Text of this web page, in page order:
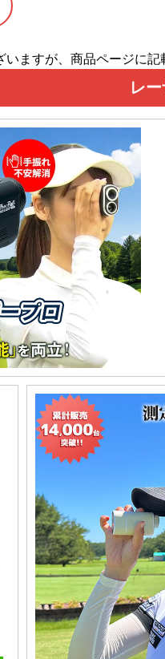
ますが、商品ページに記
レ